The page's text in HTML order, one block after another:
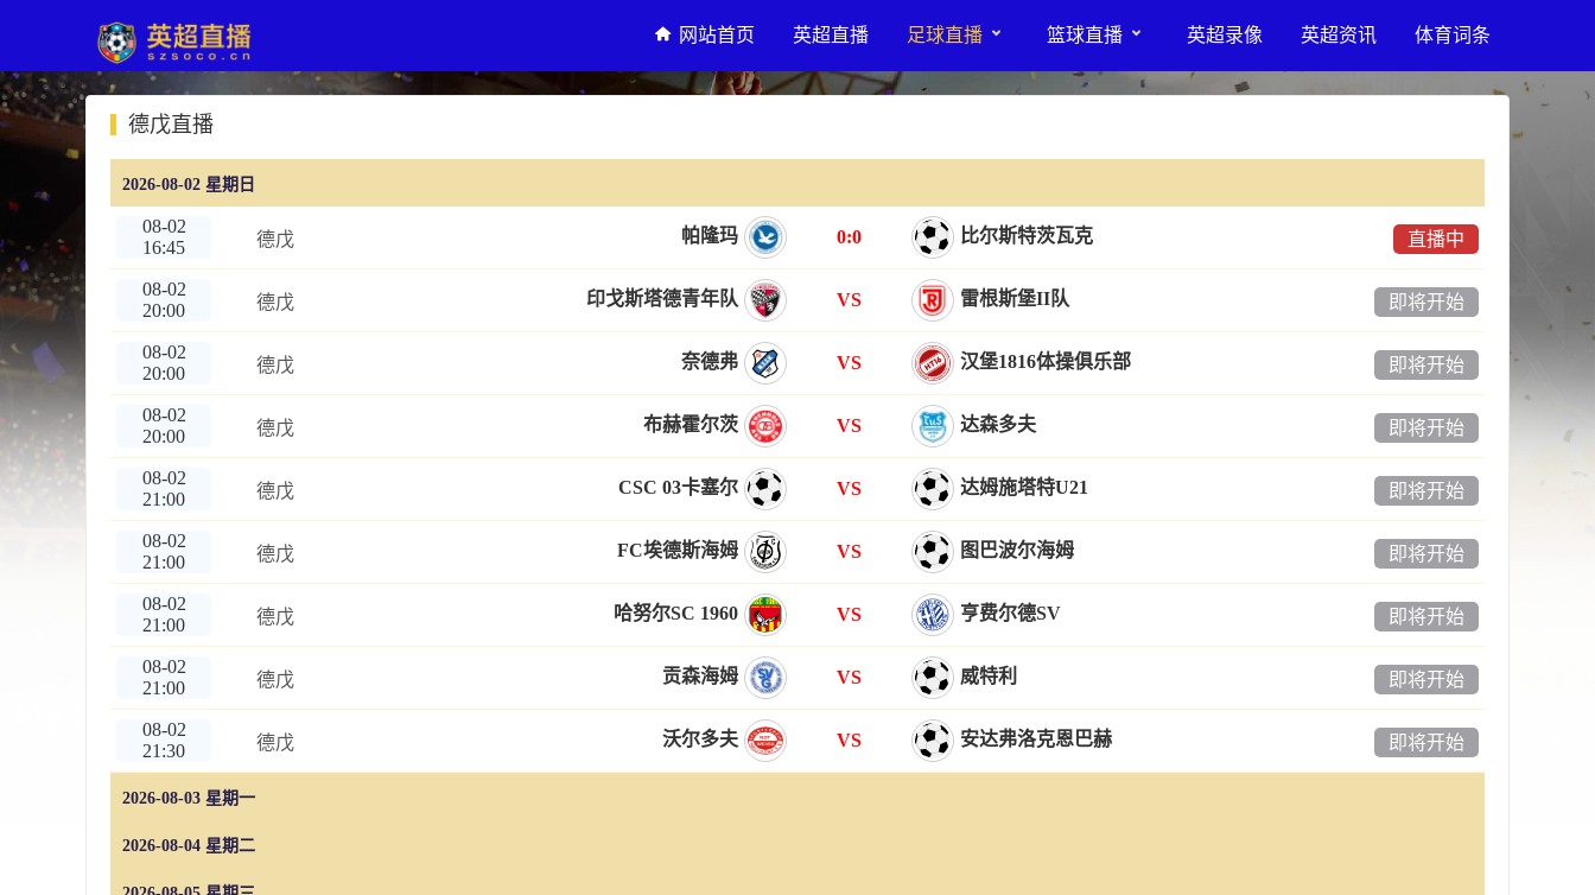
网站首页 英超直播 足球直播 篮球直播 英超录像 英超资讯 体育词条
德戊直播
2026-08-02 星期日
08-02
16:45
德戊 帕隆玛 0:0 比尔斯特茨瓦克 直播中
08-02
20:00
德戊 印戈斯塔德青年队 VS 雷根斯堡II队 即将开始
08-02
20:00
德戊 奈德弗 VS 汉堡1816体操俱乐部 即将开始
08-02
20:00
德戊 布赫霍尔茨 VS 达森多夫 即将开始
08-02
21:00
德戊 CSC 03卡塞尔 VS 达姆施塔特U21 即将开始
08-02
21:00
德戊 FC埃德斯海姆 VS 图巴波尔海姆 即将开始
08-02
21:00
德戊 哈努尔SC 1960 VS 亨费尔德SV 即将开始
08-02
21:00
德戊 贡森海姆 VS 威特利 即将开始
08-02
21:30
德戊 沃尔多夫 VS 安达弗洛克恩巴赫 即将开始
2026-08-03 星期一
2026-08-04 星期二